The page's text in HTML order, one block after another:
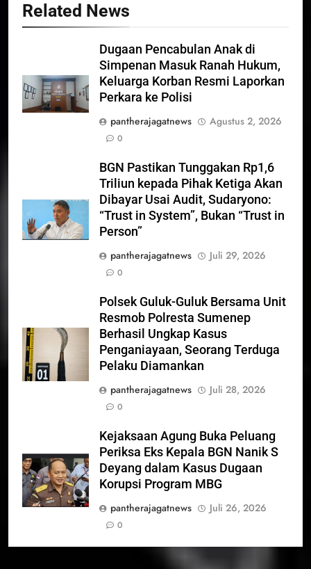
Related News
Dugaan Pencabulan Anak di
Simpenan Masuk Ranah Hukum,
Keluarga Korban Resmi Laporkan
Perkara ke Polisi
pantherajagatnews
Agustus 2, 2026
0
BGN Pastikan Tunggakan Rp1,6
Triliun kepada Pihak Ketiga Akan
Dibayar Usai Audit, Sudaryono:
“Trust in System”, Bukan “Trust in
Person”
pantherajagatnews
Juli 29, 2026
0
Polsek Guluk-Guluk Bersama Unit
Resmob Polresta Sumenep
Berhasil Ungkap Kasus
Penganiayaan, Seorang Terduga
Pelaku Diamankan
pantherajagatnews
Juli 28, 2026
0
Kejaksaan Agung Buka Peluang
Periksa Eks Kepala BGN Nanik S
Deyang dalam Kasus Dugaan
Korupsi Program MBG
pantherajagatnews
Juli 26, 2026
0